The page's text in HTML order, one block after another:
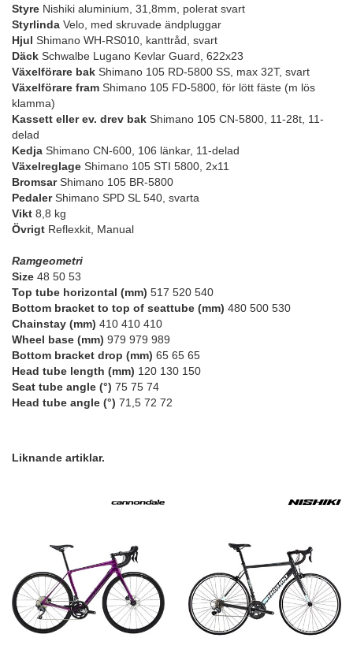
Styre Nishiki aluminium, 31,8mm, polerat svart
Styrlinda Velo, med skruvade ändpluggar
Hjul Shimano WH-RS010, kanttråd, svart
Däck Schwalbe Lugano Kevlar Guard, 622x23
Växelförare bak Shimano 105 RD-5800 SS, max 32T, svart
Växelförare fram Shimano 105 FD-5800, för lött fäste (m lös
klamma)
Kassett eller ev. drev bak Shimano 105 CN-5800, 11-28t, 11-
delad
Kedja Shimano CN-600, 106 länkar, 11-delad
Växelreglage Shimano 105 STI 5800, 2x11
BromsarShimano 105 BR-5800
PedalerShimano SPD SL 540, svarta
Vikt 8,8 kg
Övrigt Reflexkit, Manual
Ramgeometri
Size 48 50 53
Top tube horizontal (mm) 517 520 540
Bottom bracket to top of seattube (mm) 480 500 530
Chainstay (mm) 410 410 410
Wheel base (mm) 979 979 989
Bottom bracket drop (mm) 65 65 65
Head tube length (mm) 120 130 150
Seat tube angle (°) 75 75 74
Head tube angle (°) 71,5 72 72
Liknande artiklar.